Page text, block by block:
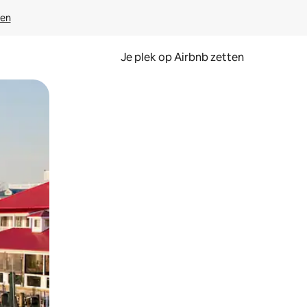
Je plek op Airbnb zetten
of swipen.